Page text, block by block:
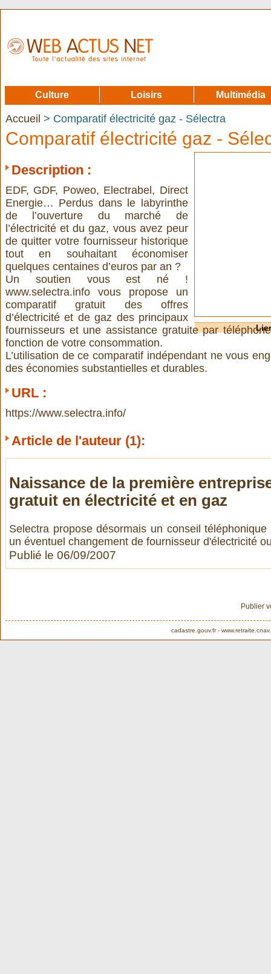
Accueil > Comparatif électricité gaz - Sélectra
Comparatif électricité gaz -
Description :
EDF, GDF, Poweo, Electrabel, Direct
Energie… Perdus dans le labyrinthe
de l’ouverture du marché de
l’électricité et du gaz, vous avez peur
de quitter votre fournisseur historique
tout en souhaitant économiser
quelques centaines d’euros par an ?
Un soutien vous est né !
www.selectra.info vous propose un
comparatif gratuit des offres
d’électricité et de gaz des principaux
fournisseurs et une assistance gratuite par
fonction de votre consommation.
L’utilisation de ce comparatif indépendant ne vous
des économies substantielles et durables.
URL :
https://www.selectra.info/
Article de l'auteur (1):
Naissance de la première
gratuit en électricité et en gaz
Selectra propose désormais un conseil
un éventuel changement de fournisseur d'électricité
Publié le 06/09/2007
Publier
cadastre.gouv.fr-
Culture Loisirs Multimédia